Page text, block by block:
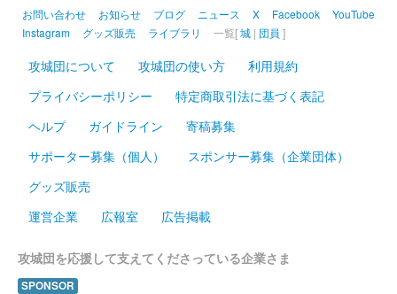
お問い合わせ お知らせ ブログ ニュース X Facebook
YouTube
Instagram
グッズ販売 ライブラリ 一覧[城 | 団員 ]
攻城団について 攻城団の使い方
利用規約
プライバシーポリシー
特定商取引法に基づく表記
ヘルプ
ガイドライン
寄稿募集
サポーター募集（個人）
スポンサー募集（企業団体）
グッズ販売
運営企業
広報室 広告掲載
攻城団を応援して支えてくださっている企業さま
SPONSOR